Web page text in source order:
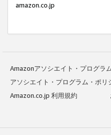
amazon.co.jp
Amazonアソシエイト・プログラ
アソシエイト・プログラム・ポリ
Amazon.co.jp 利用規約